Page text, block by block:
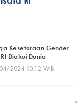
Kesetaraan Gender
Diakui Dunia
2024 00:12 WIB